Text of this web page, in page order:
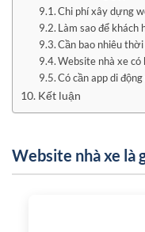
Chi phí xây dựng
Làm sao để
Cần bao nhiêu
Website nhà xe có
Có cần app di
Kết luận
Website nhà xe là